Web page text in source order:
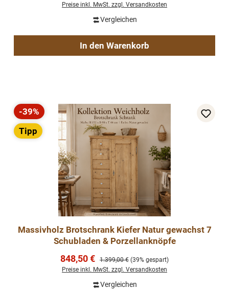
Preise inkl. MwSt. zzgl. Versandkosten
Vergleichen
In den Warenkorb
Rabatt
-39%
Tipp
Massivholz Brotschrank Kiefer Natur gewachst 7
Schubladen & Porzellanknöpfe
Verkaufspreis:
848,50 € Regulärer Preis:
1.399,00 € (39% gespart)
Preise inkl. MwSt. zzgl. Versandkosten
Vergleichen